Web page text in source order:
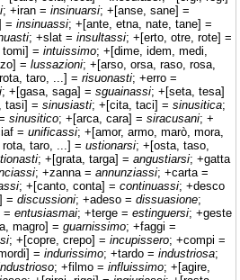
; +iran = insinuarsi; +[anse, sane] =
= insinuassi; +[ante, etna, nate, tane] =
; +slat = insultassi; +[erto, otre, rote] =
= intuissimo; +[dime, idem, medi,
= lussazioni; +[arso, orsa, raso, rosa,
taro, ...] = risuonasti; +erro =
; +[gasa, saga] = sguainassi; +[seta, tesa]
tasi] = sinusiasti; +[cita, taci] = sinusitica;
sinusitico; +[arca, cara] = siracusani; +
= unificassi; +[amor, armo, marò, mora,
taro, ...] = ustionarsi; +[osta, taso,
; +[grata, targa] = angustiarsi; +gatta
; +zanna = annunziassi; +carta =
; +[canto, conta] = continuassi; +desco
= discussioni; +adeso = dissuasione;
= entusiasmai; +terge = estinguersi; +geste
magro] = guarnissimo; +faggi =
; +[copre, crepo] = incupissero; +compi =
= indurissimo; +tardo = industriosa;
; +filmo = influissimo; +[agire,